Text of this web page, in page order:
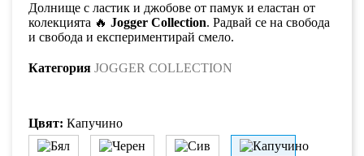
Долнище с ластик и джобове от памук и еластан от
колекцията 🔥 Jogger Collection. Радвай се на свобода
и свобода и експериментирай смело.
Категория JOGGER COLLECTION
Цвят: Капучино